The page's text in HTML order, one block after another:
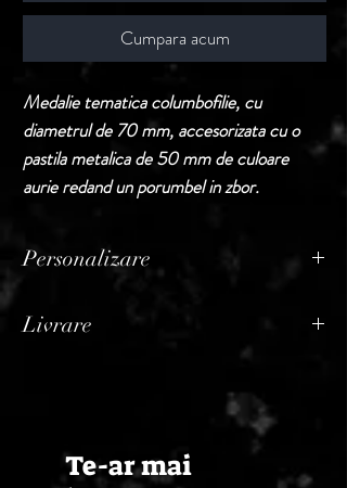
Cumpara acum
Medalie tematica columbofilie, cu
diametrul de 70 mm, accesorizata cu o
pastila metalica de 50 mm de culoare
aurie redand un porumbel in zbor.
Personalizare
vanzare fara personalizare.
personalizarea, acest serviciu va constitui
rubrica distincta pe factura, adaugandu-se
la pretul produselor comandate initial.
Pretul pentru personalizare difera in
Livrare
momentul confirmarii comenzii de catre
Te-ar mai